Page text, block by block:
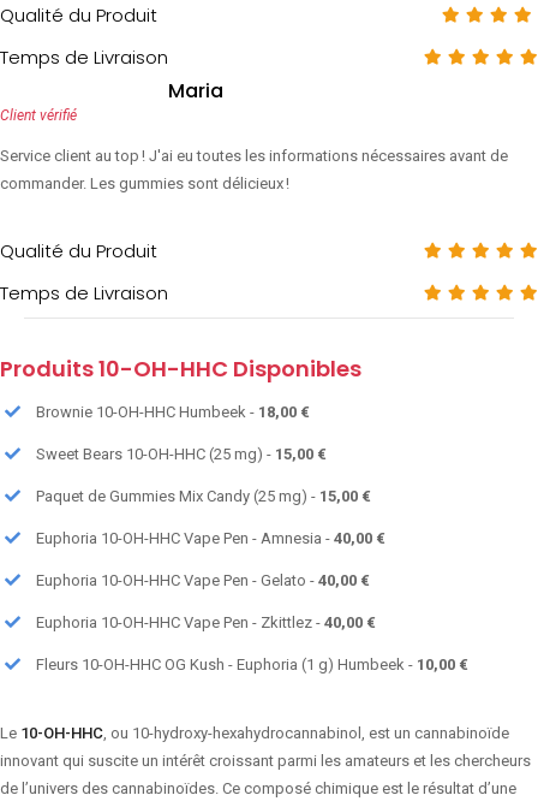
Qualité du Produit
Temps de Livraison
Maria
Client vérifié
Service client au top ! J'ai eu toutes les informations nécessaires avant de
commander. Les gummies sont délicieux !
Qualité du Produit
Temps de Livraison
Produits 10-OH-HHC Disponibles
Brownie 10-OH-HHC Humbeek - 18,00 €
Sweet Bears 10-OH-HHC (25 mg) - 15,00 €
Paquet de Gummies Mix Candy (25 mg) - 15,00 €
Euphoria 10-OH-HHC Vape Pen - Amnesia - 40,00 €
Euphoria 10-OH-HHC Vape Pen - Gelato - 40,00 €
Euphoria 10-OH-HHC Vape Pen - Zkittlez - 40,00 €
Fleurs 10-OH-HHC OG Kush - Euphoria (1 g) Humbeek - 10,00 €
Le 10-OH-HHC , ou 10-hydroxy-hexahydrocannabinol, est un cannabinoïde
innovant qui suscite un intérêt croissant parmi les amateurs et les chercheurs
de l’univers des cannabinoïdes. Ce composé chimique est le résultat d’une